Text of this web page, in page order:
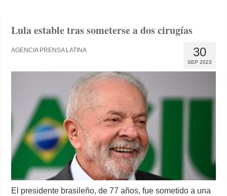
Lula estable tras someterse a dos cirugías
30
SEP 2023
AGENCIA PRENSA LATINA
El presidente brasileño, de 77 años, fue sometido a una